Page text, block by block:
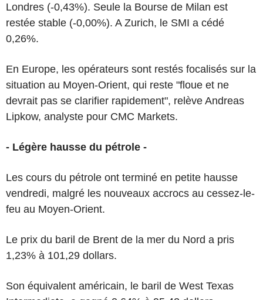
Londres (-0,43%). Seule la Bourse de Milan est
restée stable (-0,00%). A Zurich, le SMI a cédé
0,26%.
En Europe, les opérateurs sont restés focalisés sur la
situation au Moyen-Orient, qui reste "floue et ne
devrait pas se clarifier rapidement", relève Andreas
Lipkow, analyste pour CMC Markets.
- Légère hausse du pétrole -
Les cours du pétrole ont terminé en petite hausse
vendredi, malgré les nouveaux accrocs au cessez-le-
feu au Moyen-Orient.
Le prix du baril de Brent de la mer du Nord a pris
1,23% à 101,29 dollars.
Son équivalent américain, le baril de West Texas